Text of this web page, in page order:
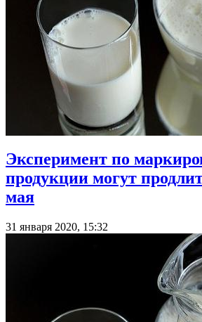
Эксперимент по
продукции могут
мая
31 января 2020, 15:32